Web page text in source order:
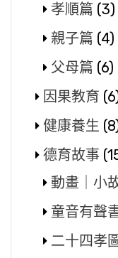
孝順篇 (3)
親子篇 (4)
父母篇 (6)
因果教育
健康養生
德育故事
動畫｜小
童音有聲
二十四孝